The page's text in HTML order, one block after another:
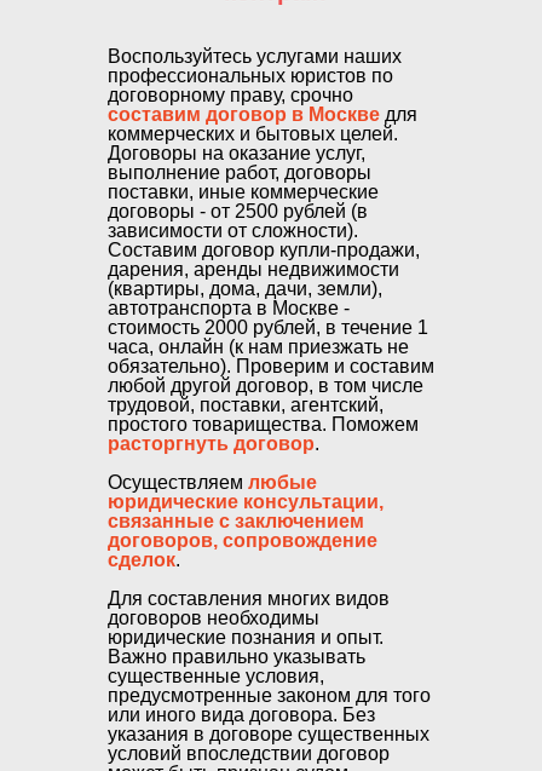
Воспользуйтесь услугами наших
профессиональных юристов по
договорному праву, срочно
составим договор в Москве для
коммерческих и бытовых целей.
Договоры на оказание услуг,
выполнение работ, договоры
поставки, иные коммерческие
договоры - от 2500 рублей (в
зависимости от сложности).
Составим договор купли-продажи,
дарения, аренды недвижимости
(квартиры, дома, дачи, земли),
автотранспорта в Москве -
стоимость 2000 рублей, в течение 1
часа, онлайн (к нам приезжать не
обязательно). Проверим и составим
любой другой договор, в том числе
трудовой, поставки, агентский,
простого товарищества. Поможем
расторгнуть договор.
Осуществляем любые
юридические консультации,
связанные с заключением
договоров, сопровождение
сделок.
Для составления многих видов
договоров необходимы
юридические познания и опыт.
Важно правильно указывать
существенные условия,
предусмотренные законом для того
или иного вида договора. Без
указания в договоре существенных
условий впоследствии договор